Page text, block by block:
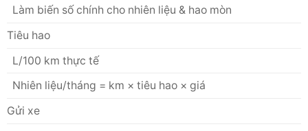
Làm biến số chính cho nhiên liệu & hao mòn
Tiêu hao
L/100 km thực tế
Nhiên liệu/tháng = km × tiêu hao × giá
Gửi xe